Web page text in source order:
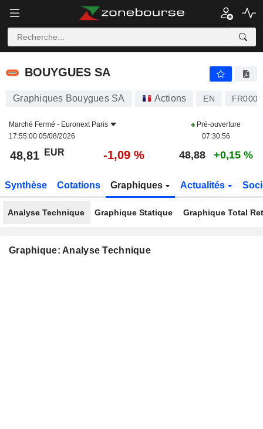
BOUYGUES SA
BOUYGUES SA
Graphiques Bouygues SA Actions EN
Marché Fermé - Euronext Paris
17:55:00 05/08/2026
Pré-ouverture
07:30:56
48,81 EUR -1,09 % 48,88 +0,15 %
Synthèse Cotations Graphiques Actualités
Analyse Technique Graphique Statique Graphique Total
Graphique: Analyse Technique